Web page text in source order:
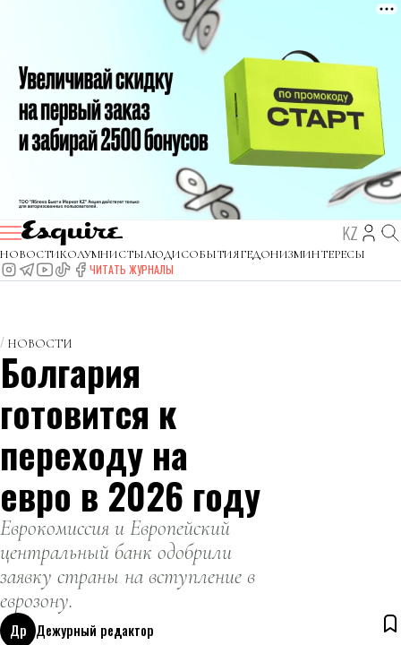
KZ
НОВОСТИКОЛУМНИСТЫЛЮДИСОБЫТИЯГЕДОНИЗМИНТЕРЕСЫ
ЧИТАТЬ ЖУРНАЛЫ
НОВОСТИ
Болгария
готовится к
переходу на
евро в 2026 году
Еврокомиссия и Европейский
центральный банк одобрили
заявку страны на вступление в
еврозону.
Др Дежурный редактор